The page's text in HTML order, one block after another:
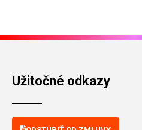
Užitočné odkazy